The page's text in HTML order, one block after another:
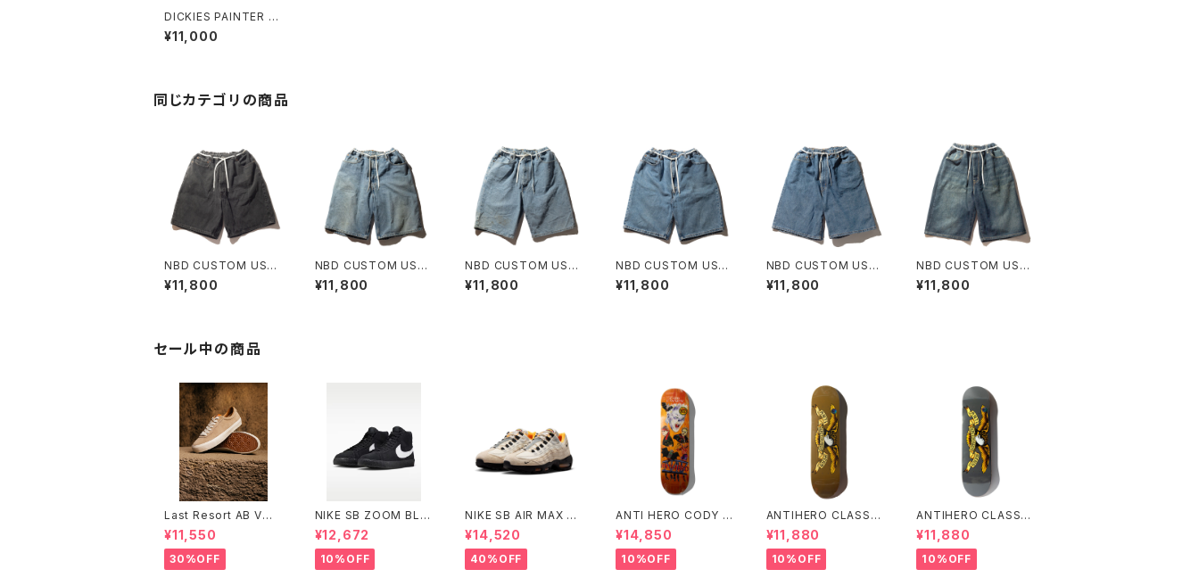
DICKIES PAINTER P
ANT NBD CUSTOM
E
¥11,000
同じカテゴリの商品
NBD CUSTOM USE
D LEVI'S DENIM SH
ORT H
¥11,800
NBD CUSTOM USE
D LEVI'S DENIM SH
ORT G
¥11,800
NBD CUSTOM USE
D LEVI'S DENIM SH
ORT F
¥11,800
NBD CUSTOM USE
D LEVI'S DENIM SH
ORT E
¥11,800
NBD CUSTOM USE
D LEVI'S DENIM SH
ORT D
¥11,800
NBD CUSTOM USE
D LEVI'S DENIM SH
ORT C
¥11,800
セール中の商品
Last Resort AB VM0
01 LOW SAND/WHIT
E
¥11,550
30%OFF
NIKE SB ZOOM BLA
ZER MID ブラック/ブラ
ック/ブラック/ホワイト
ナイキエスビー ズーム
ブレーザー ミッド
¥12,672
10%OFF
NIKE SB AIR MAX 95
WCP ナイキエスビー
エアマックス フットボー
ルコレクション Small
Size
¥14,520
40%OFF
ANTI HERO CODY C
HAPMAN STILL BELI
EVE 8.32インチ アンタ
イヒーロー コディ チャ
ップマン スティル ビリ
¥14,850
10%OFF
ANTIHERO CLASSIC
EAGLE 8.06インチ ア
ンタイヒーロー クラシッ
ク イーグル
¥11,880
10%OFF
ANTIHERO CLASSIC
EAGLE 8.25インチ ア
ンタイヒーロー クラシッ
ク イーグル
¥11,880
10%OFF